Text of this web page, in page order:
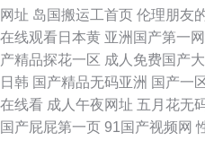
网址 岛国搬运工首页 伦理朋友
在线观看日本黄 亚洲国产第一
产精品探花一区 成人免费国产
日韩 国产精品无码亚洲 国产一
在线看 成人午夜网址 五月花无
国产屁屁第一页 91国产视频网